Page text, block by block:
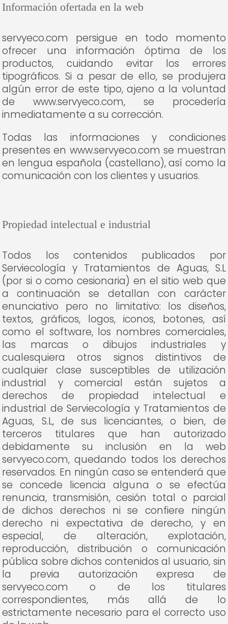
Información ofertada en la web
servyeco.com persigue en todo momento
ofrecer una información óptima de los
productos, cuidando evitar los errores
tipográficos. Si a pesar de ello, se produjera
algún error de este tipo, ajeno a la voluntad
de www.servyeco.com, se procedería
inmediatamente a su corrección.
Todas las informaciones y condiciones
presentes en www.servyeco.com se muestran
en lengua española (castellano), así como la
comunicación con los clientes y usuarios.
Propiedad intelectual e industrial
Todos los contenidos publicados por
Serviecología y Tratamientos de Aguas, S.L
(por si o como cesionaria) en el sitio web que
a continuación se detallan con carácter
enunciativo pero no limitativo: los diseños,
textos, gráficos, logos, iconos, botones, así
como el software, los nombres comerciales,
las marcas o dibujos industriales y
cualesquiera otros signos distintivos de
cualquier clase susceptibles de utilización
industrial y comercial están sujetos a
derechos de propiedad intelectual e
industrial de Serviecología y Tratamientos de
Aguas, S.L, de sus licenciantes, o bien, de
terceros titulares que han autorizado
debidamente su inclusión en la web
servyeco.com, quedando todos los derechos
reservados. En ningún caso se entenderá que
se concede licencia alguna o se efectúa
renuncia, transmisión, cesión total o parcial
de dichos derechos ni se confiere ningún
derecho ni expectativa de derecho, y en
especial, de alteración, explotación,
reproducción, distribución o comunicación
pública sobre dichos contenidos al usuario, sin
la previa autorización expresa de
servyeco.com o de los titulares
correspondientes, más allá de lo
estrictamente necesario para el correcto uso